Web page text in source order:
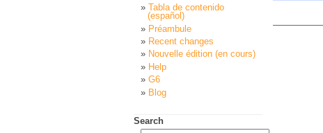
Tabla de contenido
(español)
Préambule
Recent changes
Nouvelle édition (en cours)
Help
G6
Blog
Search